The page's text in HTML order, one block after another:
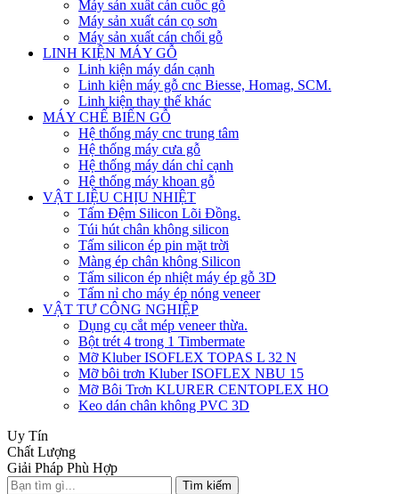
Máy sản xuất cán cuốc gỗ
Máy sản xuất cán cọ sơn
Máy sản xuất cán chổi gỗ
LINH KIỆN MÁY GỖ
Linh kiện máy dán cạnh
Linh kiện máy gỗ cnc Biesse, Homag, SCM.
Linh kiện thay thế khác
MÁY CHẾ BIẾN GỖ
Hệ thống máy cnc trung tâm
Hệ thống máy cưa gỗ
Hệ thống máy dán chỉ cạnh
Hệ thống máy khoan gỗ
VẬT LIỆU CHỊU NHIỆT
Tấm Đệm Silicon Lõi Đồng.
Túi hút chân không silicon
Tấm silicon ép pin mặt trời
Màng ép chân không Silicon
Tấm silicon ép nhiệt máy ép gỗ 3D
Tấm nỉ cho máy ép nóng veneer
VẬT TƯ CÔNG NGHIỆP
Dụng cụ cắt mép veneer thừa.
Bột trét 4 trong 1 Timbermate
Mỡ Kluber ISOFLEX TOPAS L 32 N
Mỡ bôi trơn Kluber ISOFLEX NBU 15
Mỡ Bôi Trơn KLURER CENTOPLEX HO
Keo dán chân không PVC 3D
Uy Tín
Chất Lượng
Giải Pháp Phù Hợp
Tìm kiếm